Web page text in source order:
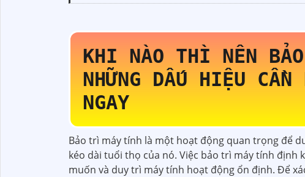
KHI NÀO THÌ NÊN
NHỮNG DẤU HIỆU
NGAY
Bảo trì máy tính là một hoạt động quan trọng để
kéo dài tuổi thọ của nó. Việc bảo trì máy tính
muốn và duy trì máy tính hoạt động ổn định. Để